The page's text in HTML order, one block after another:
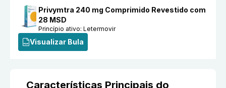
Privymtra 240 mg Comprimido Revestido com
28 MSD
Princípio ativo:Letermovir
Visualizar Bula
Características Principais do